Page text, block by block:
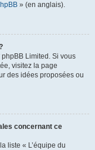
» (en anglais).
Limited. Si vous
visitez la page
des idées proposées ou
concernant ce
liste « L’équipe du